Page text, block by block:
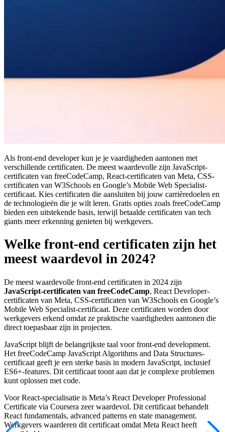
Als front-end developer kun je je vaardigheden aantonen met
verschillende certificaten. De meest waardevolle zijn JavaScript-
certificaten van freeCodeCamp, React-certificaten van Meta, CSS-
certificaten van W3Schools en Google’s Mobile Web Specialist-
certificaat. Kies certificaten die aansluiten bij jouw carrièredoelen en
de technologieën die je wilt leren. Gratis opties zoals freeCodeCamp
bieden een uitstekende basis, terwijl betaalde certificaten van tech
giants meer erkenning genieten bij werkgevers.
Welke front-end certificaten zijn het
meest waardevol in 2024?
De meest waardevolle front-end certificaten in 2024 zijn
JavaScript-certificaten van freeCodeCamp, React Developer-
certificaten van Meta, CSS-certificaten van W3Schools en Google’s
Mobile Web Specialist-certificaat. Deze certificaten worden door
werkgevers erkend omdat ze praktische vaardigheden aantonen die
direct toepasbaar zijn in projecten.
JavaScript blijft de belangrijkste taal voor front-end development.
Het freeCodeCamp JavaScript Algorithms and Data Structures-
certificaat geeft je een sterke basis in modern JavaScript, inclusief
ES6+-features. Dit certificaat toont aan dat je complexe problemen
kunt oplossen met code.
Voor React-specialisatie is Meta’s React Developer Professional
Certificate via Coursera zeer waardevol. Dit certificaat behandelt
React fundamentals, advanced patterns en state management.
Werkgevers waarderen dit certificaat omdat Meta React heeft